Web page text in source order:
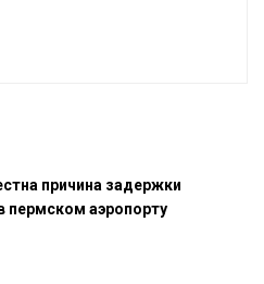
причина задержки
пермском аэропорту